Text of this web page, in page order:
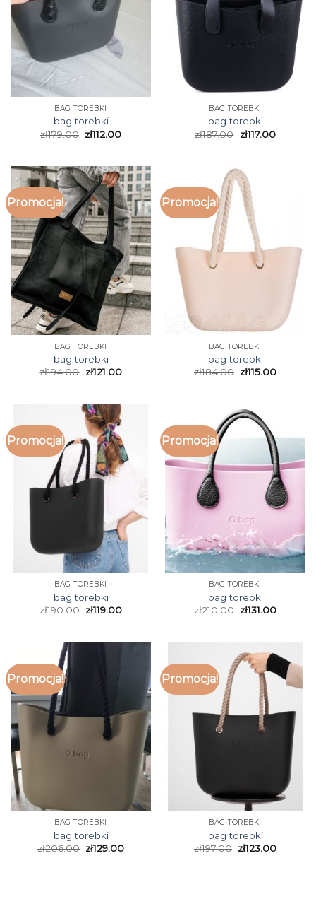
BAG TOREBKI
bag torebki
zł179.00 zł112.00
BAG TOREBKI
bag torebki
zł187.00 zł117.00
Promocja!
BAG TOREBKI
bag torebki
zł194.00 zł121.00
Promocja!
BAG TOREBKI
bag torebki
zł184.00 zł115.00
Promocja!
BAG TOREBKI
bag torebki
zł190.00 zł119.00
Promocja!
BAG TOREBKI
bag torebki
zł210.00 zł131.00
Promocja!
BAG TOREBKI
bag torebki
zł206.00 zł129.00
Promocja!
BAG TOREBKI
bag torebki
zł197.00 zł123.00